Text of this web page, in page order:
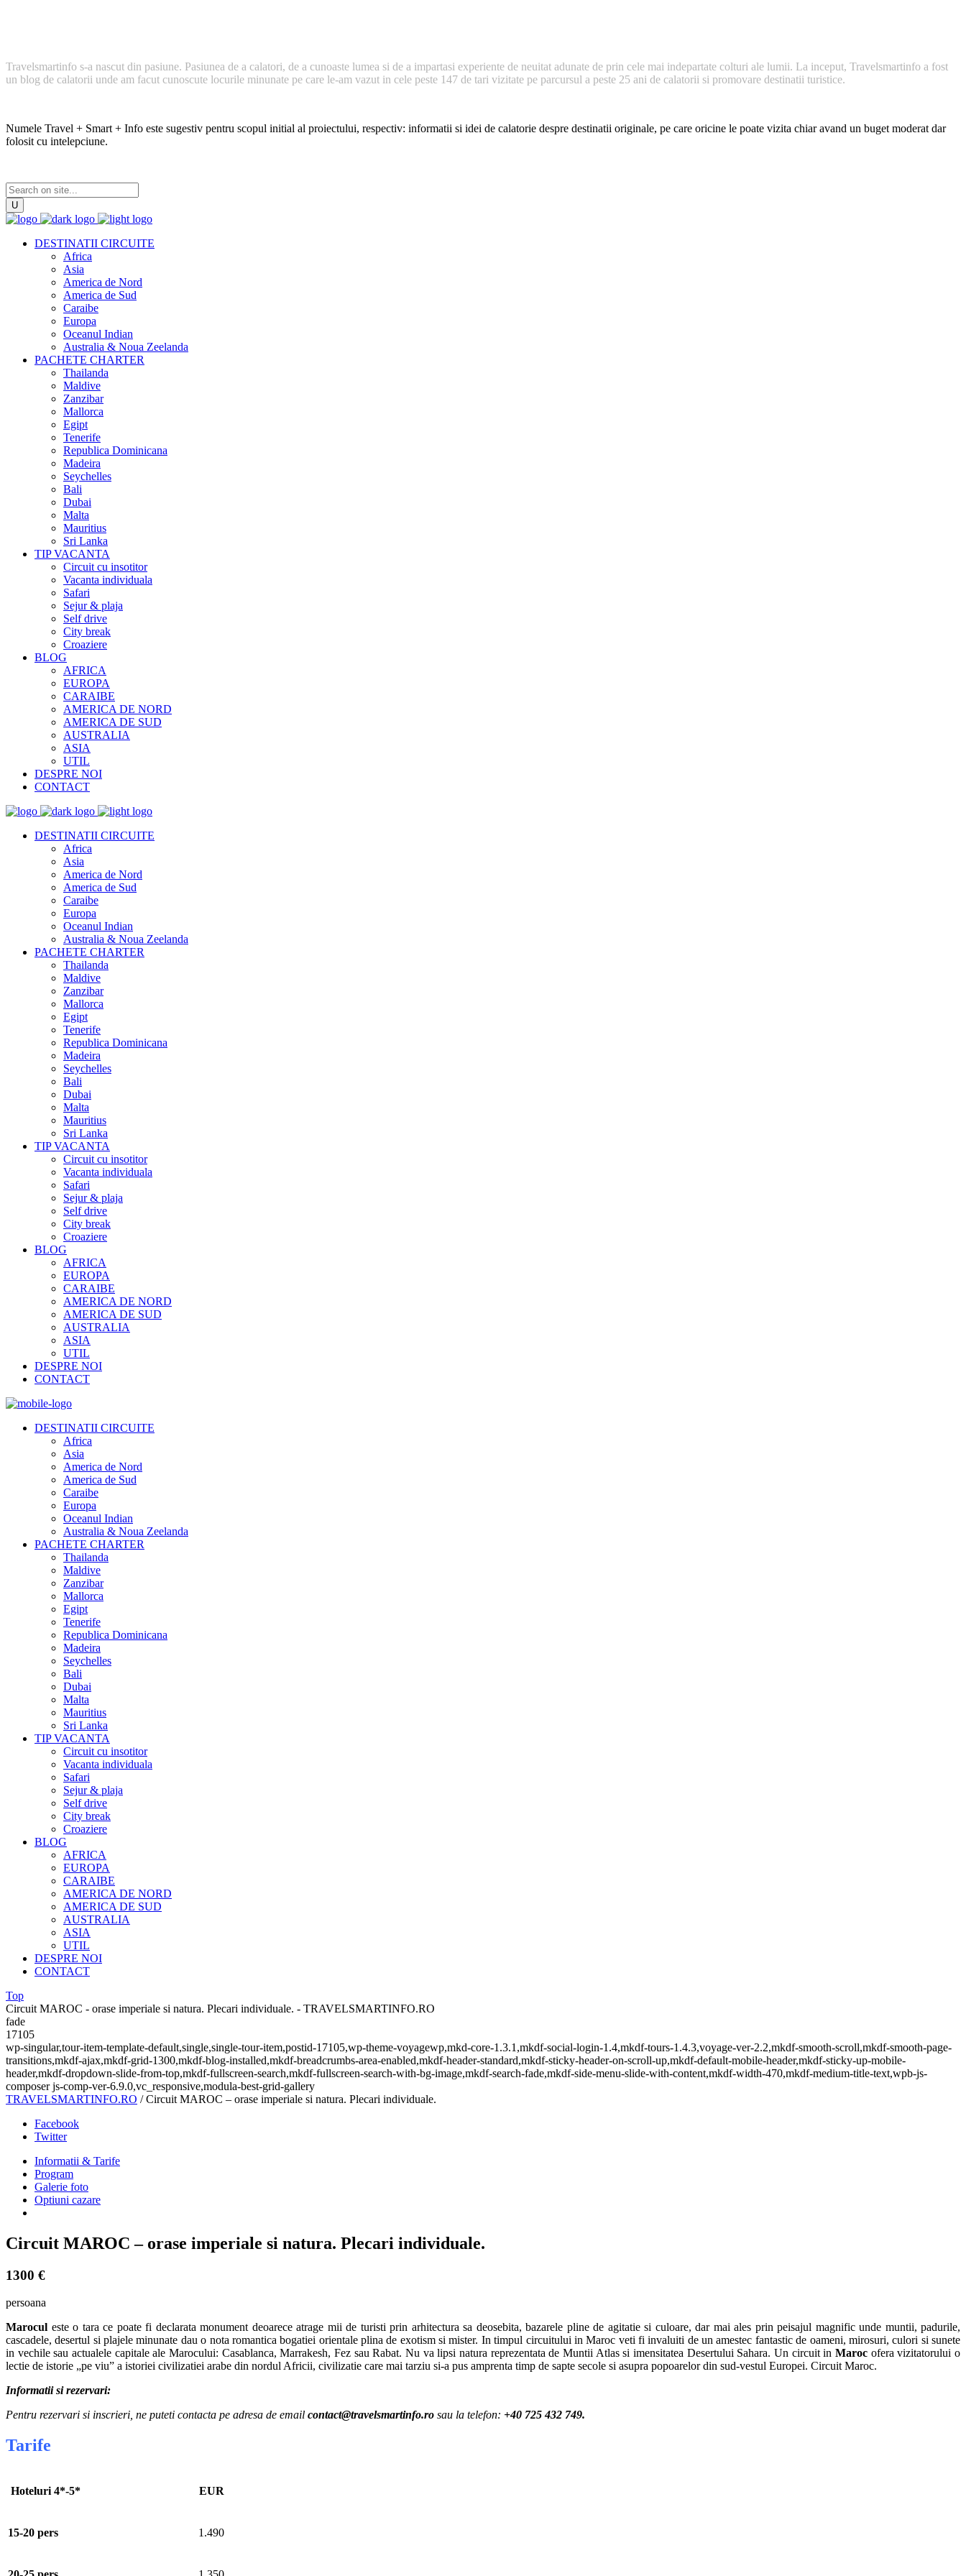
Travelsmartinfo s-a nascut din pasiune. Pasiunea de a calatori, de a cunoaste lumea si de a impartasi experiente de neuitat adunate de prin cele mai indepartate colturi ale lumii. La inceput, Travelsmartinfo a fost
un blog de calatorii unde am facut cunoscute locurile minunate pe care le-am vazut in cele peste 147 de tari vizitate pe parcursul a peste 25 ani de calatorii si promovare destinatii turistice.
Numele Travel + Smart + Info este sugestiv pentru scopul initial al proiectului, respectiv: informatii si idei de calatorie despre destinatii originale, pe care oricine le poate vizita chiar avand un buget moderat dar
folosit cu intelepciune.
DESTINATII CIRCUITE
Africa
Asia
America de Nord
America de Sud
Caraibe
Europa
Oceanul Indian
Australia & Noua Zeelanda
PACHETE CHARTER
Thailanda
Maldive
Zanzibar
Mallorca
Egipt
Tenerife
Republica Dominicana
Madeira
Seychelles
Bali
Dubai
Malta
Mauritius
Sri Lanka
TIP VACANTA
Circuit cu insotitor
Vacanta individuala
Safari
Sejur & plaja
Self drive
City break
Croaziere
BLOG
AFRICA
EUROPA
CARAIBE
AMERICA DE NORD
AMERICA DE SUD
AUSTRALIA
ASIA
UTIL
DESPRE NOI
CONTACT
DESTINATII CIRCUITE
Africa
Asia
America de Nord
America de Sud
Caraibe
Europa
Oceanul Indian
Australia & Noua Zeelanda
PACHETE CHARTER
Thailanda
Maldive
Zanzibar
Mallorca
Egipt
Tenerife
Republica Dominicana
Madeira
Seychelles
Bali
Dubai
Malta
Mauritius
Sri Lanka
TIP VACANTA
Circuit cu insotitor
Vacanta individuala
Safari
Sejur & plaja
Self drive
City break
Croaziere
BLOG
AFRICA
EUROPA
CARAIBE
AMERICA DE NORD
AMERICA DE SUD
AUSTRALIA
ASIA
UTIL
DESPRE NOI
CONTACT
DESTINATII CIRCUITE
Africa
Asia
America de Nord
America de Sud
Caraibe
Europa
Oceanul Indian
Australia & Noua Zeelanda
PACHETE CHARTER
Thailanda
Maldive
Zanzibar
Mallorca
Egipt
Tenerife
Republica Dominicana
Madeira
Seychelles
Bali
Dubai
Malta
Mauritius
Sri Lanka
TIP VACANTA
Circuit cu insotitor
Vacanta individuala
Safari
Sejur & plaja
Self drive
City break
Croaziere
BLOG
AFRICA
EUROPA
CARAIBE
AMERICA DE NORD
AMERICA DE SUD
AUSTRALIA
ASIA
UTIL
DESPRE NOI
CONTACT
Top
Circuit MAROC - orase imperiale si natura. Plecari individuale. - TRAVELSMARTINFO.RO
fade
17105
wp-singular,tour-item-template-default,single,single-tour-item,postid-17105,wp-theme-voyagewp,mkd-core-1.3.1,mkdf-social-login-1.4,mkdf-tours-1.4.3,voyage-ver-2.2,mkdf-smooth-scroll,mkdf-smooth-page-
transitions,mkdf-ajax,mkdf-grid-1300,mkdf-blog-installed,mkdf-breadcrumbs-area-enabled,mkdf-header-standard,mkdf-sticky-header-on-scroll-up,mkdf-default-mobile-header,mkdf-sticky-up-mobile-
header,mkdf-dropdown-slide-from-top,mkdf-fullscreen-search,mkdf-fullscreen-search-with-bg-image,mkdf-search-fade,mkdf-side-menu-slide-with-content,mkdf-width-470,mkdf-medium-title-text,wpb-js-
composer js-comp-ver-6.9.0,vc_responsive,modula-best-grid-gallery
TRAVELSMARTINFO.RO /Circuit MAROC – orase imperiale si natura. Plecari individuale.
Facebook
Twitter
Informatii & Tarife
Program
Galerie foto
Optiuni cazare
Circuit MAROC – orase imperiale si natura. Plecari individuale.
1300 €
persoana
Marocul este o tara ce poate fi declarata monument deoarece atrage mii de turisti prin arhitectura sa deosebita, bazarele pline de agitatie si culoare, dar mai ales prin peisajul magnific unde muntii, padurile,
cascadele, desertul si plajele minunate dau o nota romantica bogatiei orientale plina de exotism si mister. In timpul circuitului in Maroc veti fi invaluiti de un amestec fantastic de oameni, mirosuri, culori si sunete
in vechile sau actualele capitale ale Marocului: Casablanca, Marrakesh, Fez sau Rabat. Nu va lipsi natura reprezentata de Muntii Atlas si imensitatea Desertului Sahara. Un circuit in Maroc ofera vizitatorului o
lectie de istorie „pe viu” a istoriei civilizatiei arabe din nordul Africii, civilizatie care mai tarziu si-a pus amprenta timp de sapte secole si asupra popoarelor din sud-vestul Europei. Circuit Maroc.
Informatii si rezervari:
Pentru rezervari si inscrieri, ne puteti contacta pe adresa de email contact@travelsmartinfo.ro sau la telefon: +40 725 432 749.
Tarife
Hoteluri 4*-5* EUR
15-20 pers 1.490